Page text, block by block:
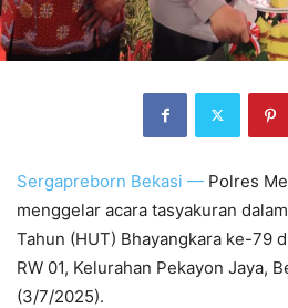
Sergapreborn Bekasi — Polres
menggelar acara tasyakuran
Tahun (HUT) Bhayangkara ke-79
RW 01, Kelurahan Pekayon Jaya,
(3/7/2025).